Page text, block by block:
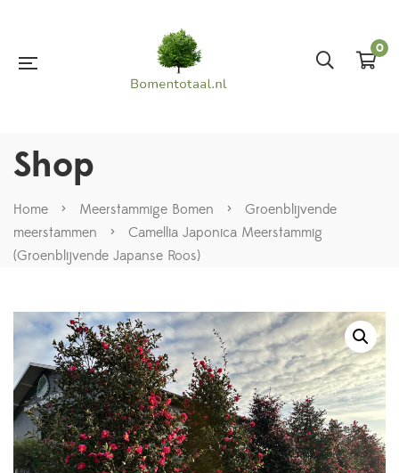
0
Shop
Home > Meerstammige Bomen >
Groenblijvende
meerstammen
>
Camellia Japonica Meerstammig
(Groenblijvende Japanse Roos)